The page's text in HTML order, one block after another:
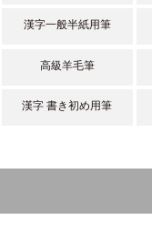
漢字一般半紙用筆
高級羊毛筆
漢字 書き初め用筆